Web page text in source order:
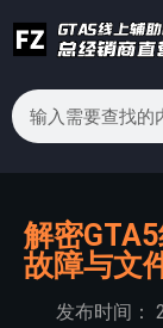
解密
故障与文
发布时间：